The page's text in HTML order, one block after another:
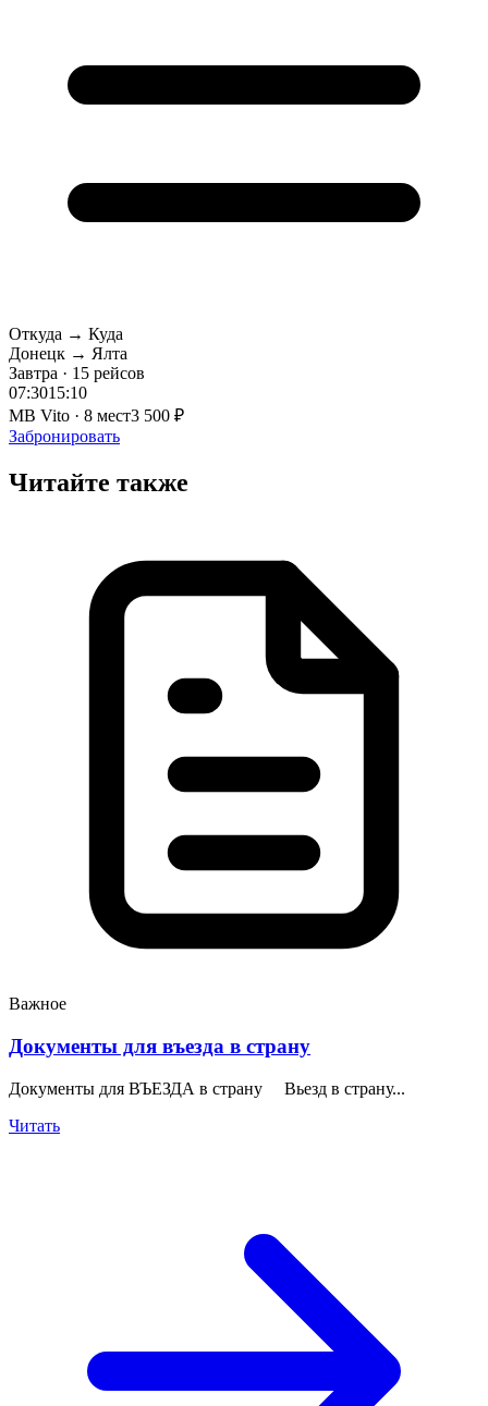
Откуда → Куда
Донецк → Ялта
Завтра · 15 рейсов
07:3015:10
MB Vito · 8 мест3 500 ₽
Забронировать
Читайте также
Важное
Документы для въезда в страну
Документы для ВЪЕЗДА в страну Вьезд в страну...
Читать